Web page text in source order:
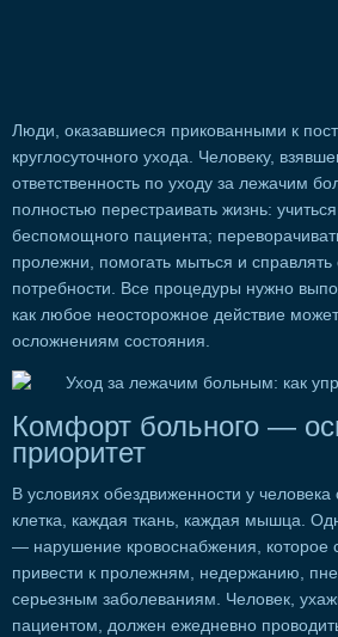
Люди, оказавшиеся прикованными к
круглосуточного ухода. Человеку,
ответственность по уходу за лежачим
полностью перестраивать жизнь:
беспомощного пациента;
пролежни, помогать мыться и справлять
потребности. Все процедуры нужно
как любое неосторожное действие
осложнениям состояния.
Комфорт больного —
приоритет
В условиях обездвиженности у человека
клетка, каждая ткань, каждая мышца.
— нарушение кровоснабжения, которое
привести к пролежням, недержанию,
серьезным заболеваниям. Человек,
пациентом, должен ежедневно